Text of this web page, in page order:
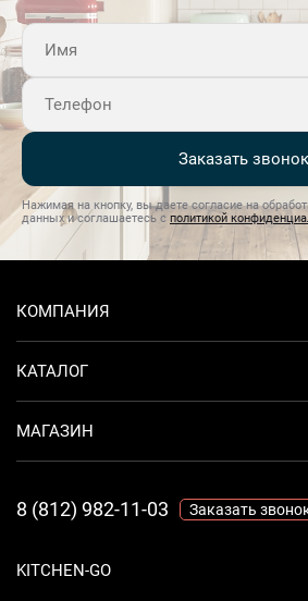
Заказать звонок
Нажимая на кнопку, вы даете согласие на
данных и соглашаетесь с политикой
KITCHEN-GO
КОМПАНИЯ
КАТАЛОГ
МАГАЗИН
8 (812) 982-11-03 Заказать